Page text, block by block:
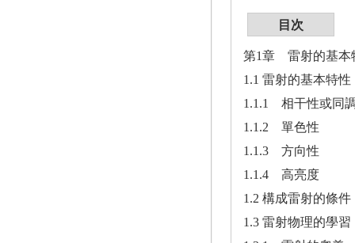
目次
第1章 雷射的基本
1.1 雷射的基本特性
1.1.1 相干性或同
1.1.2 單色性
1.1.3 方向性
1.1.4 高亮度
1.2 構成雷射的條件
1.3 雷射物理的學習